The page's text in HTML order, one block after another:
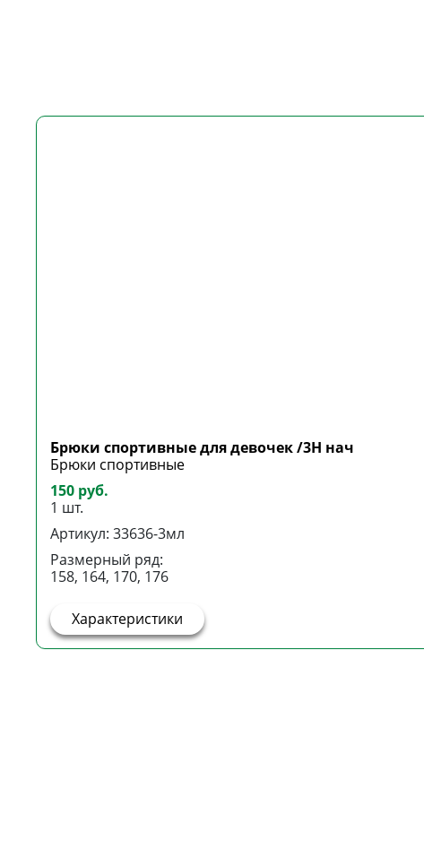
Брюки спортивные для девочек /3Н нач
Брюки спортивные
150 руб.
1 шт.
Артикул: 33636-3мл
Размерный ряд:
158, 164, 170, 176
Характеристики